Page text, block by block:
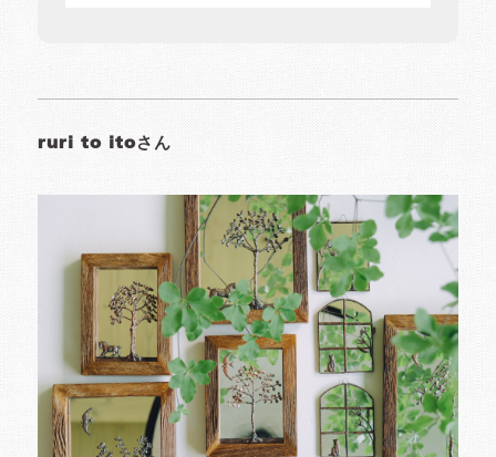
ruri to itoさん